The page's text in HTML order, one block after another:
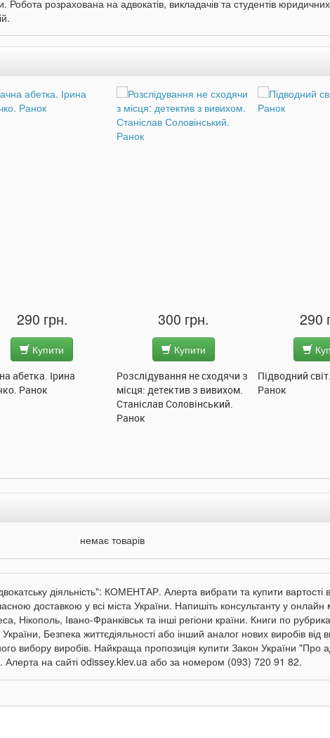
розрахована на адвокатів, викладачів та студентів
290 грн.
Купити
абетка. Ірина
Ранок
300 грн.
Купити
Розслідування не сходячи з
місця: детектив з вивихом.
Станіслав Соловінський.
Ранок
290
Підводний
Ранок
немає товарів
діяльність": КОМЕНТАР. Алерта вибрати та купити вартості
доставкою у всі міста України. Напишіть консультанту у онлайн
Нікополь, Івано-Франківськ та інші регіони країни. Книги по
Безпека життєдіяльності або інший аналог нових виробів від
вибору виробів. Найкраща пропозиція купити Закон України "Про
Алерта на сайті odissey.kiev.ua або за номером (093) 720 91 82.